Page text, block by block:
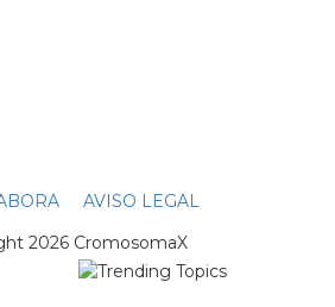
AVISO LEGAL
2026 CromosomaX